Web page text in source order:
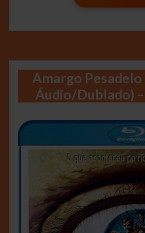
Amargo Pesadelo
Áudio/Dublado)